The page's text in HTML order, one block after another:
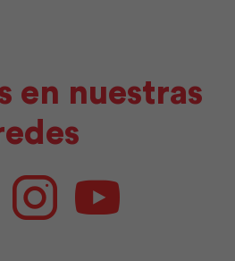
en nuestras
InstagramYoutube